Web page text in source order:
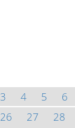
3 4 5 6
26 27 28